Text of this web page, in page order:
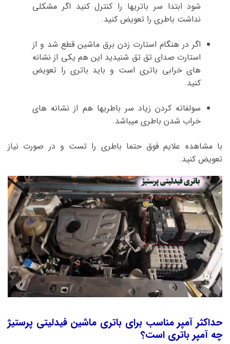
شود ابتدا سر باتریها را کنترل کنید اگر مشکلی
نداشت باطری را تعویض کنید.
اگر در هنگام استارت زدن برق ماشین قطع شد و از
استارت صدای تق تق شنیدید این هم یکی از نشانه
های خرابی باتری است و باید باتری را تعویض
کنید.
سولفاته کردن زیاد سر باطریها هم از نشانه های
خراب شدن باطری میباشد.
با مشاهده علایم فوق حتما باطری را تست و در صورت نیاز
تعویض کنید.
حداکثر آمپر مناسب برای باتری ماشین فیدلیتی پرستیژ
چه آمپر باتری است؟